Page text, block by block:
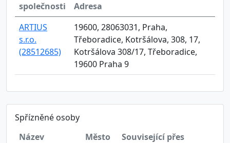
společnosti
Adresa
ARTIUS
s.r.o.
(28512685)
19600, 28063031, Praha,
Třeboradice, Kotršálova, 308, 17,
Kotršálova 308/17, Třeboradice,
19600 Praha 9
Spřízněné osoby
Název
Město
Související přes